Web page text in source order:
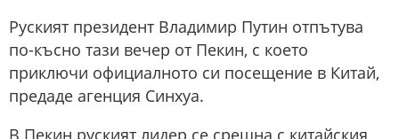
Руският президент Владимир Путин отпътува
по-късно тази вечер от Пекин, с което
приключи официалното си посещение в Китай,
предаде агенция Синхуа.
В Пекин руският лидер се срещна с китайския